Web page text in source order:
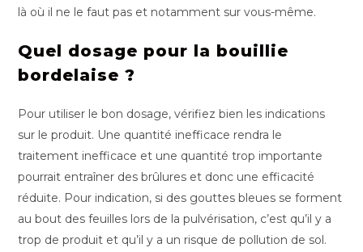
là où il ne le faut pas et notamment sur vous-même.
Quel dosage pour la bouillie
bordelaise ?
Pour utiliser le bon dosage, vérifiez bien les indications
sur le produit. Une quantité inefficace rendra le
traitement inefficace et une quantité trop importante
pourrait entraîner des brûlures et donc une efficacité
réduite. Pour indication, si des gouttes bleues se forment
au bout des feuilles lors de la pulvérisation, c’est qu’il y a
trop de produit et qu’il y a un risque de pollution de sol.